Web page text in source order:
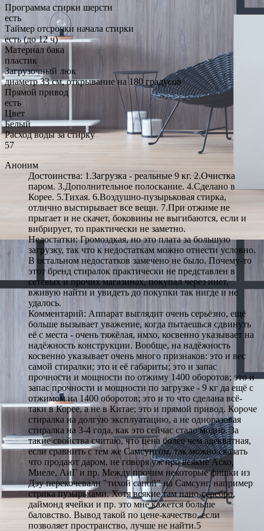
Программа стирки шерсти
есть
Таймер отсрочки начала стирки
есть (до 12 ч)
Материал бака
пластик
Загрузочный люк
диаметр 33 см, открывание на 180 градусов
Прямой привод
есть
Цвет
Белый
Расход воды за стирку
57
Аноним
Достоинства: 1.Загрузка - реальные 9 кг. 2.Очистка
паром. 3.Дополнительное полоскание. 4.Сделано в
Корее. 5.Тихая. 6.Воздушно-пузырьковая стирка,
отлично выстирывает все вещи. 7.При отжиме не
прыгает и не скачет, боковины не выгибаются, если и
вибрирует, то практически не заметно.
Недостатки: Громоздкая, но это плата за большую
загрузку, так что к недостаткам можно отнести условно.
В остальном недостатков замечено не было. Почему-то
этот бренд стиралок практически не представлен в
сетевых и прочих магазинах, покупал через инет,
вживую найти и увидеть до покупки так нигде и не
удалось.
Комментарий: Аппарат выглядит очень серьёзно, ещё
больше вызывает уважение, когда пытаешься сдвинуть
её с места - очень тяжёлая, имхо, косвенно указывает на
надёжность конструкции. Вообще, на надёжность
косвенно указывает очень много признаков: это и вес
самой стиралки; это и её габариты; это и запас
прочности и мощности по отжиму 1400 оборотов; это и
запас прочности и мощности по загрузке - 9 кг да ещё с
отжимом на 1400 оборотов; это и то что сделана всё-
таки в Корее, а не в Китае; это и прямой привод. Короче
стиралка на долгую эксплуатацию, а не одноразовая
стиралка на 3-4 года, как это сейчас стало модно. За
такие свойства считаю, что цена более чем адекватная,
если сравнить с тем же Самсунгом, так можно сказать
что продают даром, не говоря уж про всякие Аско,
Миеле, АиГ и пр. Между прочим некоторые фишки из
Дэу перекочевали "тихой сапой" на Самсунг, например
стрика пузырьками. Хотя всякие там нано-серебро,
даймонд ячейки и пр. это мне кажется больше
баловство. Вывод такой по цене-качество, если
позволяет пространство, лучше не найти.5